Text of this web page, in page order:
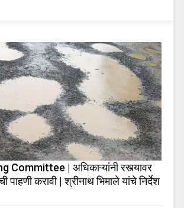
Committee | अधिकाऱ्यांनी रस्त्यावर
करावी | श्रीनाथ भिमाले यांचे निर्देश